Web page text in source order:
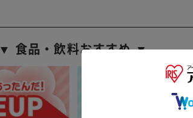
▼ 食品・飲料おすすめ ▼
※ご確認ください